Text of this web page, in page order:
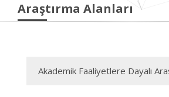
Araştırma Alanları
Akademik Faaliyetlere Dayalı